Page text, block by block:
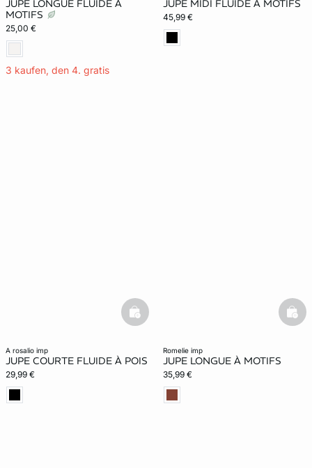
JUPE LONGUE FLUIDE À
MOTIFS
25,00 €
3 kaufen, den 4. gratis
JUPE MIDI FLUIDE À MOTIFS
45,99 €
a rosalio imp
JUPE COURTE FLUIDE À POIS
29,99 €
basketfull
romelie imp
JUPE LONGUE À MOTIFS
35,99 €